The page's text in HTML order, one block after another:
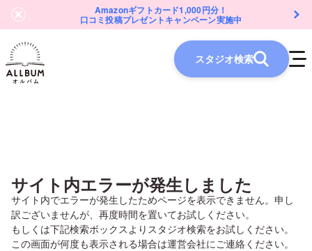
Amazonギフトカード1,000円分！
口コミ投稿プレゼントキャンペーン実施中
スタジオ検索
サイト内エラーが発生しました
サイト内でエラーが発生したためページを表示できません。申し
訳ございませんが、再度時間を置いてお試しください。
もしくは下記検索ボックスよりスタジオ検索をお試しください。
この画面が何度も表示される場合は運営会社にご連絡ください。